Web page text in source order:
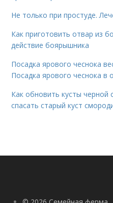
Не только при простуде.
Как приготовить отвар из
действие боярышника
Посадка ярового чеснока
Посадка ярового чеснока в
Как обновить кусты черной
спасать старый куст